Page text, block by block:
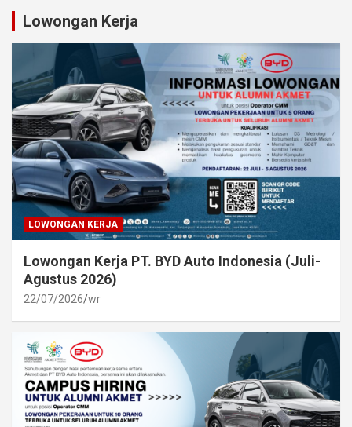
Lowongan Kerja
LOWONGAN KERJA
Lowongan Kerja PT. BYD Auto Indonesia (Juli-
Agustus 2026)
22/07/2026 wr